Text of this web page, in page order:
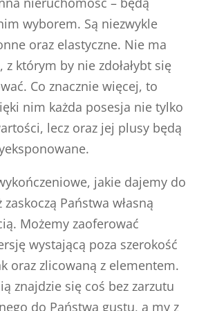
wyborem. Są niezwykle
oraz elastyczne. Nie ma
z którym by nie zdołałybt się
Co znacznie więcej, to
nim każda posesja nie tylko
lecz oraz jej plusy będą
jakie dajemy do
Państwa własną
Możemy zaoferować
wystającą poza szerokość
oraz zlicowaną z elementem.
znajdzie się coś bez zarzutu
do Państwa gustu, a my z